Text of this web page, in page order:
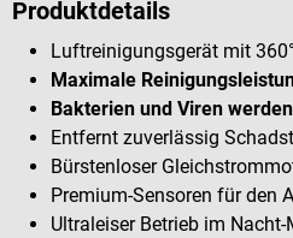
Produktdetails
Luftreinigungsgerät mit
Maximale
Bakterien und Viren
Entfernt zuverlässig
Bürstenloser
Premium-Sensoren für den
Ultraleiser Betrieb im Nacht-